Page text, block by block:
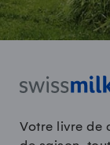
Votre livre de